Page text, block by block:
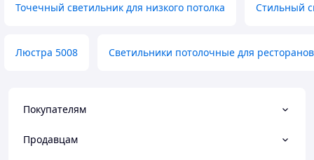
Точечный светильник для низкого потолка Стильный
Люстра 5008 Светильники потолочные для ресторанов
Покупателям
Продавцам